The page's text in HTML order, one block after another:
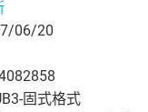
06/20
固式格式